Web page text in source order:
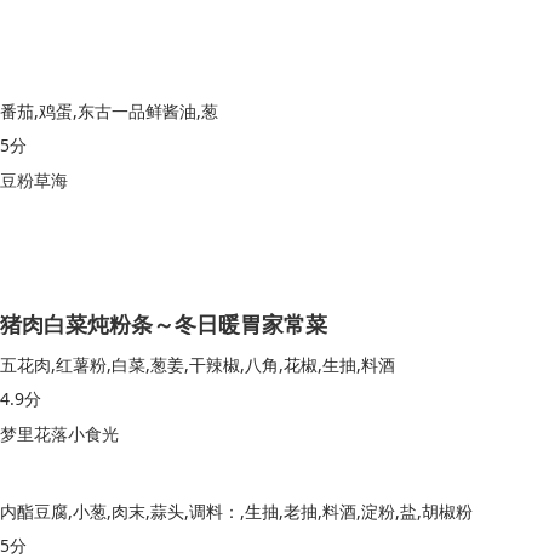
番茄,鸡蛋,东古一品鲜酱油,葱
5分
豆粉草海
猪肉白菜炖粉条～冬日暖胃家常菜
五花肉,红薯粉,白菜,葱姜,干辣椒,八角,花椒,生抽,料酒
4.9分
梦里花落小食光
内酯豆腐,小葱,肉末,蒜头,调料：,生抽,老抽,料酒,淀粉,盐,胡椒粉
5分